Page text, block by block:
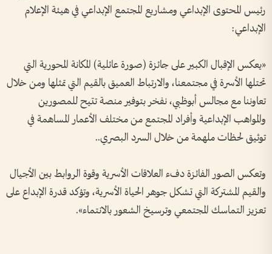
رئيس المحتوى الإبداعي ومشاريع المجتمع الإبداعي في هيئة الإعلام
الإبداعي:
«يعكس الإقبال الكبير على جائزة (صورة عائلية) المكانة المحورية التي
تحتلها الأسرة في مجتمعنا، والارتباط العميق بالقيم التي تمثلها ومن خلال
تعاوننا مع مجالس أبوظبي، نفخر بتوفير منصة تتيح للمصورين
والمواهب الإبداعية وأفراد المجتمع من مختلف الأعمار المساهمة في
توثيق لحظات ملهمة من خلال السرد البصري..
وتعكس الصور الفائزة دفء العلاقات الأسرية وقوة الروابط بين الأجيال
والقيم المشتركة التي تشكل جوهر الحياة الأسرية، وتؤكد قدرة الإبداع على
تعزيز التماسك المجتمعي وترسيخ الشعور بالانتماء».